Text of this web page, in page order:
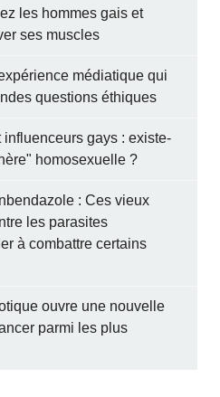
les hommes gais et
ses muscles
médiatique qui
questions éthiques
influenceurs gays : existe-
homosexuelle ?
: Ces vieux
les parasites
à combattre certains
ouvre une nouvelle
parmi les plus